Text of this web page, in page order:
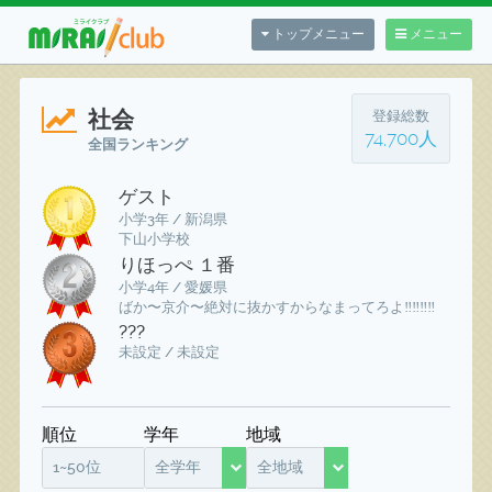
メニュー
トップメニュー
社会
全国ランキング
登録総数
74,700人
ゲスト
小学3年 / 新潟県
下山小学校
りほっぺ １番
小学4年 / 愛媛県
ばか〜京介〜絶対に抜かすからなまってろよ‼️‼️‼️‼️
???
未設定 / 未設定
順位
1~50位
学年
全学年
地域
全地域